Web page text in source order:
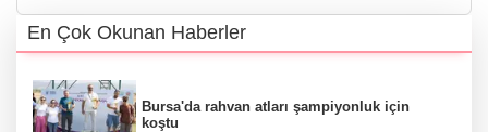
En Çok Okunan Haberler
Bursa'da rahvan atları şampiyonluk için
koştu